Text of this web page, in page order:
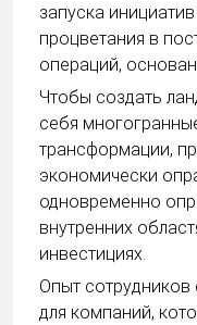
запуска
процветания в
операций,
Чтобы создать
себя
трансформации,
экономически
одновременно
внутренних
инвестициях.
Опыт сотрудников
для компаний,